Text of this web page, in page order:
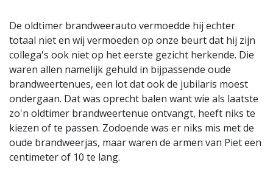
De oldtimer brandweerauto vermoedde hij echter
totaal niet en wij vermoeden op onze beurt dat hij zijn
collega's ook niet op het eerste gezicht herkende. Die
waren allen namelijk gehuld in bijpassende oude
brandweertenues, een lot dat ook de jubilaris moest
ondergaan. Dat was oprecht balen want wie als laatste
zo'n oldtimer brandweertenue ontvangt, heeft niks te
kiezen of te passen. Zodoende was er niks mis met de
oude brandweerjas, maar waren de armen van Piet een
centimeter of 10 te lang.